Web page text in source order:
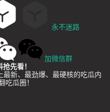
永不迷路
加微信群
先看！
新、最劲爆、最硬核的吃瓜内
瓜圈！